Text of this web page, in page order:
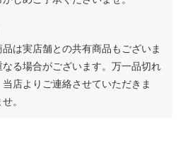
は実店舗との共有商品もございま
る場合がございます。 万一品切れ
店よりご連絡させていただきま
。